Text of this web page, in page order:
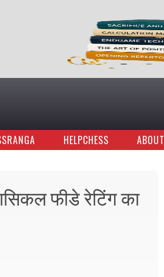
HELPCHESS ABOUT
फीडे रेटिंग का